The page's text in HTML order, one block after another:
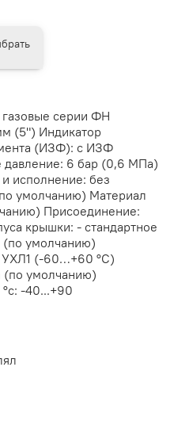
серии ФН
(5") Индикатор
(ИЗФ): с ИЗФ
давление: 6 бар (0,6 МПа)
исполнение: без
умолчанию) Материал
Присоединение:
крышки: - стандартное
(по умолчанию)
УХЛ1 (-60…+60 °С)
(по умолчанию)
-40...+90